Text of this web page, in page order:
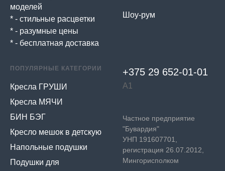
моделей
* - стильные расцветки
* - разумные цены
* - бесплатная доставка
Шоу-рум
ПОПУЛЯРНЫЕ КАТЕГОРИИ
Кресла ГРУШИ
Кресла МЯЧИ
БИН БЭГ
Кресло мешок в детскую
Напольные подушки
Подушки для
+375 29 652-01-01
А1
Частное предприятие
"Бувардия"
УНП 191607701,
регистрация 26.07.2012,
Мингорисполком